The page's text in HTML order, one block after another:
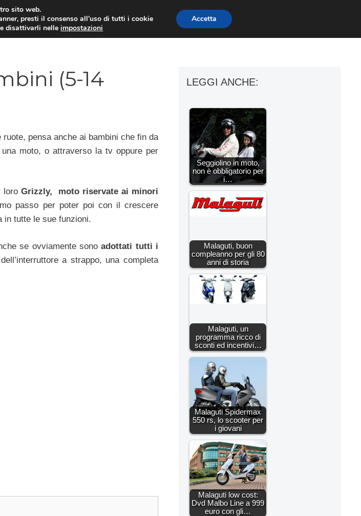
MOTO NEWS ACCESSORI MOTO MOTO GP
(5-14
pensa anche ai bambini che fin da
moto, o attraverso la tv oppure per
loroGrizzly, moto riservate ai minori
passo per poter poi con il crescere
in tutte le sue funzioni.
se ovviamente sonoadottati tutti i
a strappo, una completa
LEGGI ANCHE:
Seggiolino in moto,
non è obbligatorio per
i…
Malaguti, buon
compleanno per gli 80
anni di storia
Malaguti, un
programma ricco di
sconti ed incentivi…
Malaguti Spidermax
550 rs, lo scooter per
i giovani
Malaguti low cost:
Dvd Malbo Line a 999
euro con gli…
sito web.
presti il consenso all’uso di tutti i cookie
disattivarli nelleimpostazioni
Accetta